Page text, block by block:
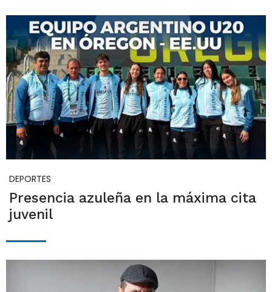
DEPORTES
Presencia azuleña en la máxima cita
juvenil